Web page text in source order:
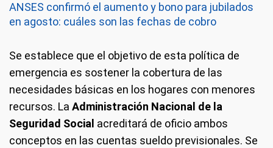
ANSES confirmó el aumento y bono para jubilados
en agosto: cuáles son las fechas de cobro
Se establece que el objetivo de esta política de
emergencia es sostener la cobertura de las
necesidades básicas en los hogares con menores
recursos. La Administración Nacional de la
Seguridad Social acreditará de oficio ambos
conceptos en las cuentas sueldo previsionales. Se